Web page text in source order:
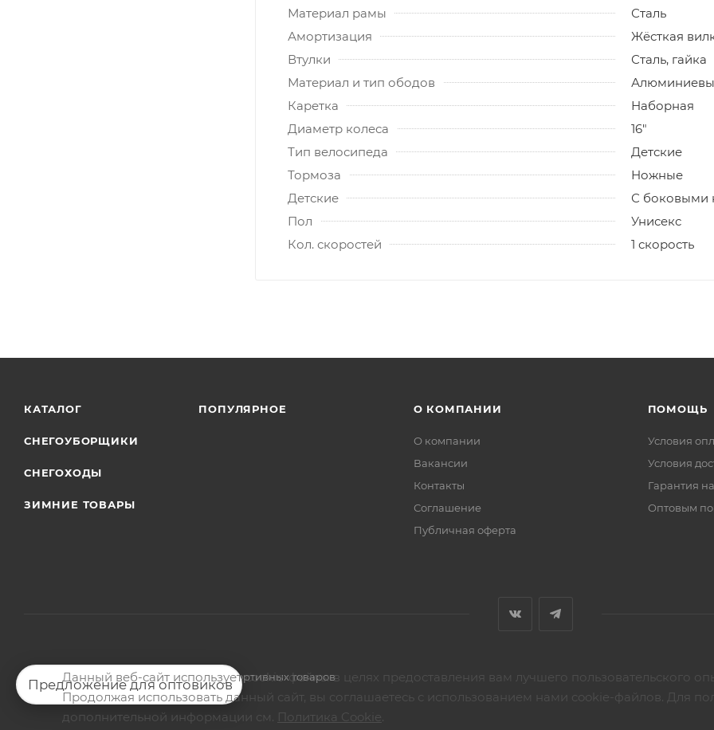
Материал рамы
Сталь
Амортизация
Жёсткая
Втулки
Сталь, гайка
Материал и тип ободов
Каретка
Наборная
Диаметр колеса
16"
Тип велосипеда
Детские
Тормоза
Ножные
Детские
С боковыми
Пол
Унисекс
Кол. скоростей
1 скорость
Предложение для оптовиков
КАТАЛОГ
СНЕГОУБОРЩИКИ
СНЕГОХОДЫ
ЗИМНИЕ ТОВАРЫ
ПОПУЛЯРНОЕ О КОМПАНИИ
О компании
Вакансии
Контакты
Соглашение
Публичная оферта
ПОМОЩЬ
Условия
Условия
Гарантия
Оптовым
2026 © Магазин мото-велотехники и спортивных товаров
Данный веб-сайт использует cookie-файлы в целях предоставления вам лучшего пользовательского
Продолжая использовать данный сайт, вы соглашаетесь с использованием нами cookie-файлов. Для
дополнительной информации см. Политика Cookie.